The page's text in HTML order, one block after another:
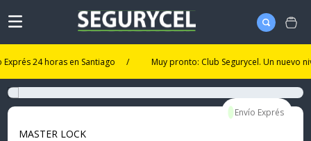
24 horas en Santiago / Muy pronto: Club Segurycel. Un nuevo nivel
MASTER LOCK